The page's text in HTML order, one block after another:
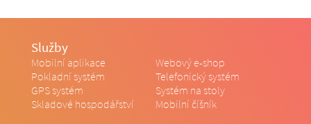
Služby
Mobilní aplikace
Webový e-shop
Pokladní systém
Telefonický systém
GPS systém
Systém na stoly
Skladové hospodářství
Mobilní číšník